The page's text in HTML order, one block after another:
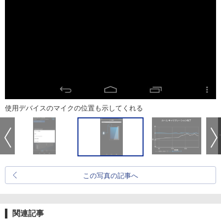
使用デバイスのマイクの位置も示してくれる
この写真の記事へ
関連記事